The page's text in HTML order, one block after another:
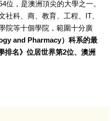
位，是澳洲頂尖的大學之一。
社科、商、教育、工程、IT、
院等十個學院，範圍十分廣
and Pharmacy） 科系的最
排名》位居世界第2位、澳洲